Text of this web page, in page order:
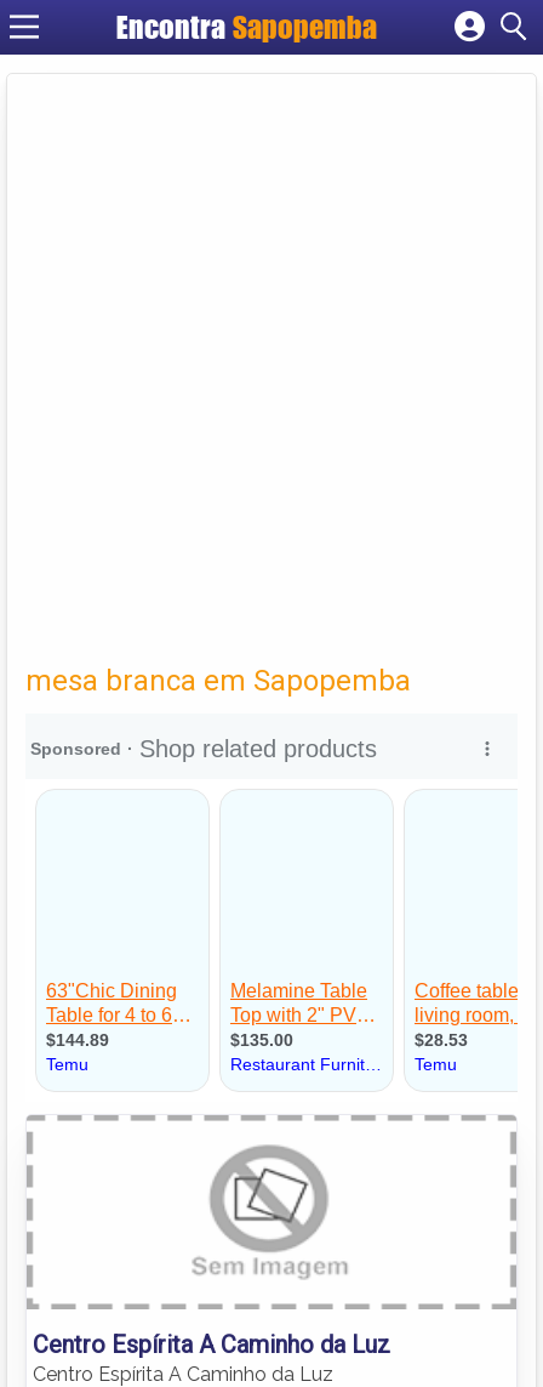
Encontra Sapopemba
Cadastrar empresa
mesa branca em Sapopemba
Centro Espírita A Caminho da Luz
Centro Espírita A Caminho da Luz